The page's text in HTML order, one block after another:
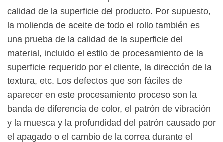
calidad de la superficie del producto. Por supuesto,
la molienda de aceite de todo el rollo también es
una prueba de la calidad de la superficie del
material, incluido el estilo de procesamiento de la
superficie requerido por el cliente, la dirección de la
textura, etc. Los defectos que son fáciles de
aparecer en este procesamiento proceso son la
banda de diferencia de color, el patrón de vibración
y la muesca y la profundidad del patrón causado por
el apagado o el cambio de la correa durante el